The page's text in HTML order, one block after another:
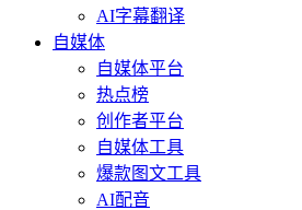
AI字幕翻译
自媒体
自媒体平台
热点榜
创作者平台
自媒体工具
爆款图文工具
AI配音